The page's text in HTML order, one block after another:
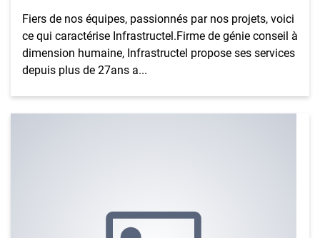
Fiers de nos équipes, passionnés par nos projets, voici
ce qui caractérise Infrastructel.Firme de génie conseil à
dimension humaine, Infrastructel propose ses services
depuis plus de 27ans a...